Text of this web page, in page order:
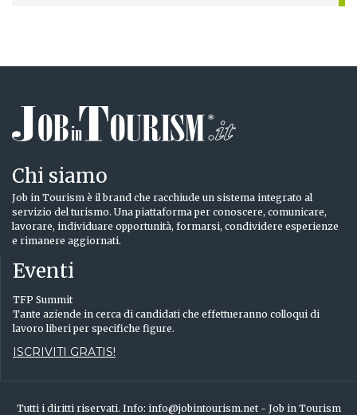
Chi siamo
Job in Tourism è il brand che racchiude un sistema integrato al
servizio del turismo. Una piattaforma per conoscere, comunicare,
lavorare, individuare opportunità, formarsi, condividere esperienze
e rimanere aggiornati.
Eventi
TFP Summit
Tante aziende in cerca di candidati che effettueranno colloqui di
lavoro liberi per specifiche figure.
ISCRIVITI GRATIS!
Tutti i diritti riservati. Info: info@jobintourism.net - Job in Tourism